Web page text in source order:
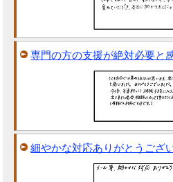
専門の方の支援が絶対必要と
細やかな対応ありがとうござ